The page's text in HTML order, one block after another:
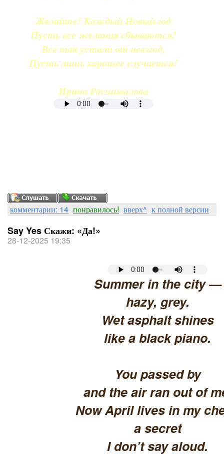
Желайте! Каждый Новый год
Пусть все желания сбываются!
Все так устали от невзгод,
Пусть лишь хорошее случается!
Ирина Расшивалова
комментарии: 14 понравилось! вверх^ к полной версии
Say Yes Скажи: «Да!»
28-12-2025 19:35
Summer in the city —
hazy, grey.
Wet asphalt shines
like a black piano.
You passed by
and the air ran out of
Now April lives in my
a secret
I don’t say aloud.